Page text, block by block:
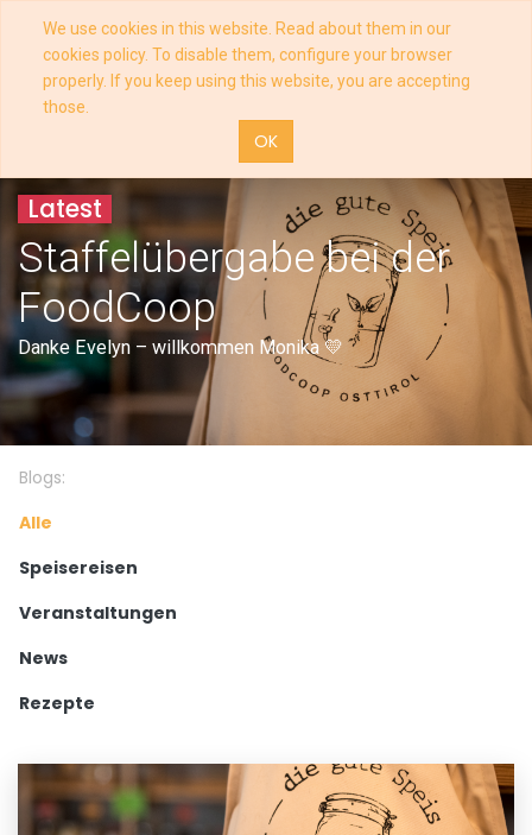
We use cookies in this website. Read about them in our
cookies policy. To disable them, configure your browser
properly. If you keep using this website, you are accepting
those.
OK
Latest
Staffelübergabe bei der
FoodCoop
Danke Evelyn – willkommen Monika 💛
Blogs:
Alle
Speisereisen
Veranstaltungen
News
Rezepte